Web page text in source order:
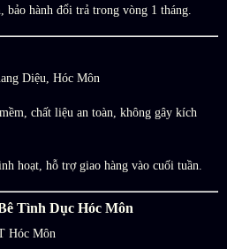
bảo hành đổi trả trong vòng 1 tháng.
Diệu, Hóc Môn
chất liệu an toàn, không gây kích
hoạt, hỗ trợ giao hàng vào cuối tuần.
Tình Dục Hóc Môn
Hóc Môn